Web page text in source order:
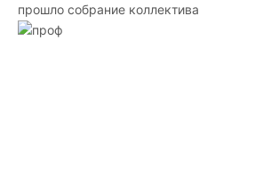
прошло собрание коллектива